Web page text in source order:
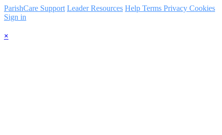
ParishCare Support Leader Resources Help Terms Privacy Cookies
Sign in
×